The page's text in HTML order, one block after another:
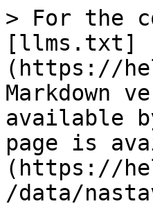
> For the
[llms.txt]
(https://
Markdown
available
page is
(https://
/data/